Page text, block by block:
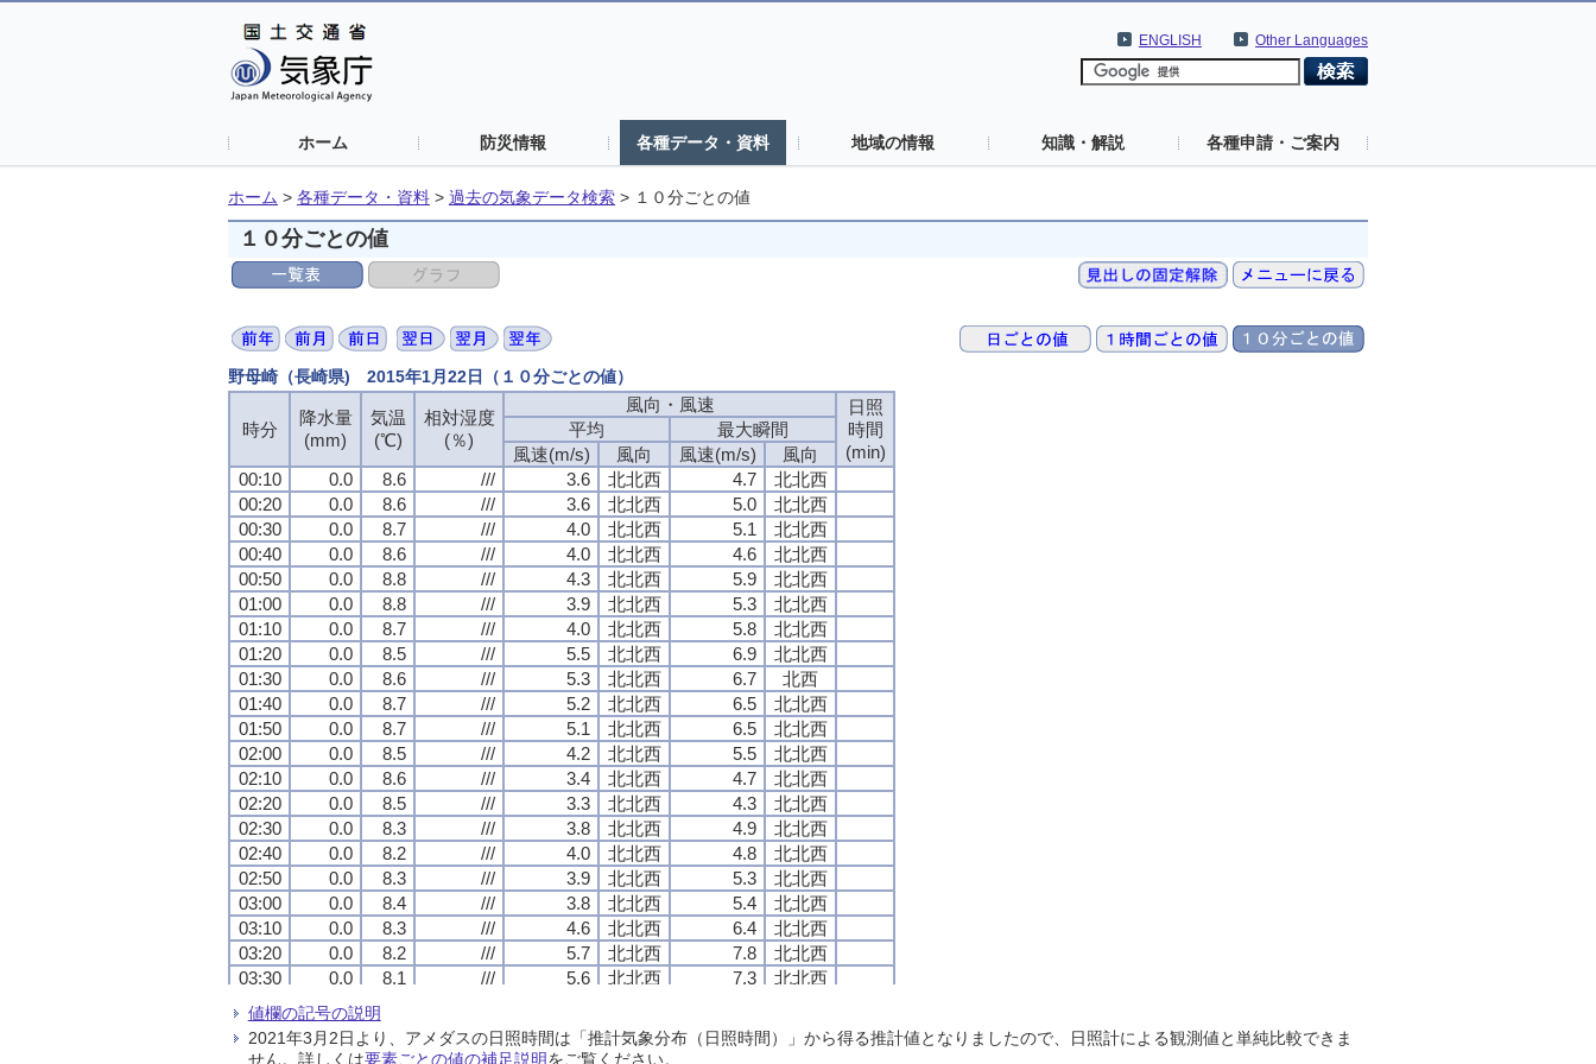
Other Languages
ENGLISH
ホーム 防災情報 各種データ・資料 地域の情報 知識・解説 各種申請・ご案内
ホーム > 各種データ・資料 > 過去の気象データ検索 > １０分ごとの値
１０分ごとの値
野母崎（長崎県) 2015年1月22日（１０分ごとの値）
時分
降水量
(mm)
気温
(℃)
相対湿度
(％)
風向・風速
日照
時間
(min)
平均
最大瞬間
風速(m/s)
風向 風速(m/s)
風向
00:10
0.0 8.6 /// 3.6 北北西 4.7
北北西
00:20
0.0 8.6 /// 3.6 北北西 5.0
北北西
00:30
0.0 8.7 /// 4.0 北北西 5.1
北北西
00:40
0.0 8.6 /// 4.0 北北西 4.6
北北西
00:50
0.0 8.8 /// 4.3 北北西 5.9
北北西
01:00
0.0 8.8 /// 3.9 北北西 5.3
北北西
01:10
0.0 8.7 /// 4.0 北北西 5.8
北北西
01:20
0.0 8.5 /// 5.5 北北西 6.9
北北西
01:30
0.0 8.6 /// 5.3 北北西 6.7
北西
01:40
0.0 8.7 /// 5.2 北北西 6.5
北北西
01:50
0.0 8.7 /// 5.1 北北西 6.5
北北西
02:00
0.0 8.5 /// 4.2 北北西 5.5
北北西
02:10
0.0 8.6 /// 3.4 北北西 4.7
北北西
02:20
0.0 8.5 /// 3.3 北北西 4.3
北北西
02:30
0.0 8.3 /// 3.8 北北西 4.9
北北西
02:40
0.0 8.2 /// 4.0 北北西 4.8
北北西
02:50
0.0 8.3 /// 3.9 北北西 5.3
北北西
03:00
0.0 8.4 /// 3.8 北北西 5.4
北北西
03:10
0.0 8.3 /// 4.6 北北西 6.4
北北西
03:20
0.0 8.2 /// 5.7 北北西 7.8
北北西
03:30
0.0 8.1 /// 5.6 北北西 7.3
北北西
03:40
0.0
03:50
0.0 8.1 /// 5.6 北北西 8.5
北西
04:00
0.0 8.2 /// 5.3 北北西 6.9 北北西
時分
降水量
(mm)
気温
(℃)
相対湿度
(％)
風向・風速
日照
時間
(min)
平均
最大瞬間
風速(m/s)
風向 風速(m/s)
風向
00:10
0.0 8.6 /// 3.6 北北西 4.7
北北西
00:20
0.0 8.6 /// 3.6 北北西 5.0
北北西
00:30
0.0 8.7 /// 4.0 北北西 5.1
北北西
00:40
0.0 8.6 /// 4.0 北北西 4.6
北北西
00:50
0.0 8.8 /// 4.3 北北西 5.9
北北西
01:00
0.0 8.8 /// 3.9 北北西 5.3
北北西
01:10
0.0 8.7 /// 4.0 北北西 5.8
北北西
01:20
0.0 8.5 /// 5.5 北北西 6.9
北北西
01:30
0.0 8.6 /// 5.3 北北西 6.7
北西
01:40
0.0 8.7 /// 5.2 北北西 6.5
北北西
01:50
0.0 8.7 /// 5.1 北北西 6.5
北北西
02:00
0.0 8.5 /// 4.2 北北西 5.5
北北西
02:10
0.0 8.6 /// 3.4 北北西 4.7
北北西
02:20
0.0 8.5 /// 3.3 北北西 4.3
北北西
02:30
0.0 8.3 /// 3.8 北北西 4.9
北北西
02:40
0.0 8.2 /// 4.0 北北西 4.8
北北西
02:50
0.0 8.3 /// 3.9 北北西 5.3
北北西
03:00
0.0 8.4 /// 3.8 北北西 5.4
北北西
03:10
0.0 8.3 /// 4.6 北北西 6.4
北北西
03:20
0.0 8.2 /// 5.7 北北西 7.8
北北西
03:30
0.0 8.1 /// 5.6 北北西 7.3
北北西
03:40
0.0
03:50
0.0 8.1 /// 5.6 北北西 8.5
北西
04:00
0.0 8.2 /// 5.3 北北西 6.9 北北西
時分
降水量
(mm)
気温
(℃)
相対湿度
(％)
風向・風速
日照
時間
(min)
平均
最大瞬間
風速(m/s)
風向 風速(m/s)
風向
00:10
0.0 8.6 /// 3.6 北北西 4.7
北北西
00:20
0.0 8.6 /// 3.6 北北西 5.0
北北西
00:30
0.0 8.7 /// 4.0 北北西 5.1
北北西
00:40
0.0 8.6 /// 4.0 北北西 4.6
北北西
00:50
0.0 8.8 /// 4.3 北北西 5.9
北北西
01:00
0.0 8.8 /// 3.9 北北西 5.3
北北西
01:10
0.0 8.7 /// 4.0 北北西 5.8
北北西
01:20
0.0 8.5 /// 5.5 北北西 6.9
北北西
01:30
0.0 8.6 /// 5.3 北北西 6.7
北西
01:40
0.0 8.7 /// 5.2 北北西 6.5
北北西
01:50
0.0 8.7 /// 5.1 北北西 6.5
北北西
02:00
0.0 8.5 /// 4.2 北北西 5.5
北北西
02:10
0.0 8.6 /// 3.4 北北西 4.7
北北西
02:20
0.0 8.5 /// 3.3 北北西 4.3
北北西
02:30
0.0 8.3 /// 3.8 北北西 4.9
北北西
02:40
0.0 8.2 /// 4.0 北北西 4.8
北北西
02:50
0.0 8.3 /// 3.9 北北西 5.3
北北西
03:00
0.0 8.4 /// 3.8 北北西 5.4
北北西
03:10
0.0 8.3 /// 4.6 北北西 6.4
北北西
03:20
0.0 8.2 /// 5.7 北北西 7.8
北北西
03:30
0.0 8.1 /// 5.6 北北西 7.3
北北西
03:40
0.0
03:50
0.0 8.1 /// 5.6 北北西 8.5
北西
04:00
0.0 8.2 /// 5.3 北北西 6.9 北北西
時分
降水量
(mm)
気温
(℃)
相対湿度
(％)
風向・風速
日照
時間
(min)
平均
最大瞬間
風速(m/s)
風向 風速(m/s)
風向
00:10
0.0 8.6 /// 3.6 北北西 4.7
北北西
00:20
0.0 8.6 /// 3.6 北北西 5.0
北北西
00:30
0.0 8.7 /// 4.0 北北西 5.1
北北西
00:40
0.0 8.6 /// 4.0 北北西 4.6
北北西
00:50
0.0 8.8 /// 4.3 北北西 5.9
北北西
01:00
0.0 8.8 /// 3.9 北北西 5.3
北北西
01:10
0.0 8.7 /// 4.0 北北西 5.8
北北西
01:20
0.0 8.5 /// 5.5 北北西 6.9
北北西
01:30
0.0 8.6 /// 5.3 北北西 6.7
北西
01:40
0.0 8.7 /// 5.2 北北西 6.5
北北西
01:50
0.0 8.7 /// 5.1 北北西 6.5
北北西
02:00
0.0 8.5 /// 4.2 北北西 5.5
北北西
02:10
0.0 8.6 /// 3.4 北北西 4.7
北北西
02:20
0.0 8.5 /// 3.3 北北西 4.3
北北西
02:30
0.0 8.3 /// 3.8 北北西 4.9
北北西
02:40
0.0 8.2 /// 4.0 北北西 4.8
北北西
02:50
0.0 8.3 /// 3.9 北北西 5.3
北北西
03:00
0.0 8.4 /// 3.8 北北西 5.4
北北西
03:10
0.0 8.3 /// 4.6 北北西 6.4
北北西
03:20
0.0 8.2 /// 5.7 北北西 7.8
北北西
03:30
0.0 8.1 /// 5.6 北北西 7.3
北北西
03:40
0.0
03:50
0.0 8.1 /// 5.6 北北西 8.5
北西
04:00
0.0 8.2 /// 5.3 北北西 6.9 北北西
値欄の記号の説明
2021年3月2日より、アメダスの日照時間は「推計気象分布（日照時間）」から得る推計値となりましたので、日照計による観測値と単純比較できま
せん。詳しくは要素ごとの値の補足説明をご覧ください。